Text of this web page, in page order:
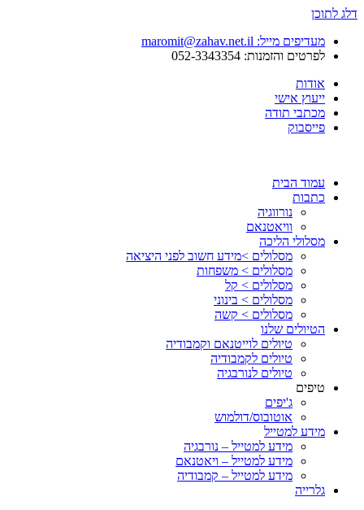
דלג לתוכן
מעדיפים מייל: maromit@zahav.net.il‏
לפרטים והזמנות: 052-3343354
אודות
ייעוץ אישי
מכתבי תודה
פייסבוק
עמוד הבית
כתבות
נורווגיה
וויאטנאם
מסלולי הליכה
מסלולים >מידע חשוב לפני היציאה
מסלולים > משפחות
מסלולים > קל
מסלולים > בינוני
מסלולים > קשה
הטיולים שלנו
טיולים לוייטנאם וקמבודיה
טיולים לקמבודיה
טיולים לנורבגיה
טיפים
ג'יפים
אוטובוס/דולמוש
מידע למטייל
מידע למטייל – נורבגיה
מידע למטייל – ויאטנאם
מידע למטייל – קמבודיה
גלרייה